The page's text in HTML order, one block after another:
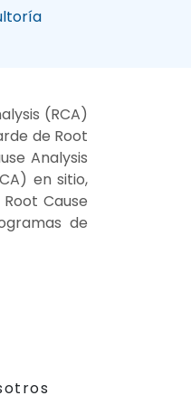
(RCA)
de Root
Analysis
en sitio,
Cause
de